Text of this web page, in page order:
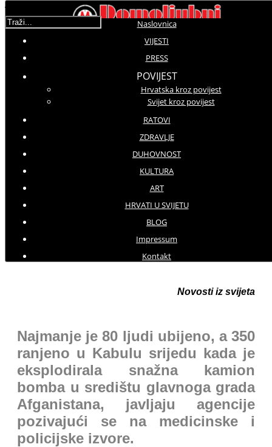
Naslovnica
VIJESTI
PRESS
POVIJEST
Hrvatska kroz povijest
Svijet kroz povijest
RATOVI
ZDRAVLJE
DUHOVNOST
KULTURA
ART
HRVATI U SVIJETU
BLOG
Impressum
Kontakt
Traži...
Molimo ocijenite
Srijeda, 31 Svibanj 2017 10:24
Najmanje 80 ljudi ubijeno a 350
ranjeno
Snažna eksplozija u
Kabulu
Novosti iz svijeta
Najmanje je 80 ljudi ubijeno, a 350
ranjeno u Kabulu srijedu kada je
eksplodirala snažna kamion
bomba u središtu glavnoga grada
Afganistana, javljaju agencije
pozivajući se na medicinske i
policijske izvore.